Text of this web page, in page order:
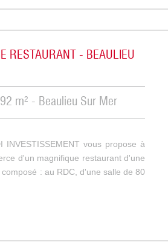
RESTAURANT - BEAULIEU
m² - Beaulieu Sur Mer
INVESTISSEMENT vous propose à
d'un magnifique restaurant d'une
: au RDC, d'une salle de 80